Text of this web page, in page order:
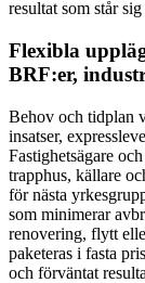
resultat som står
Flexibla
BRF:er,
Behov och tidplan
insatser,
Fastighetsägare
trapphus, källare
för nästa
som minimerar
renovering, flytt
paketeras i fasta
och förväntat